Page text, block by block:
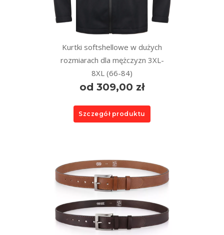
Kurtki softshellowe w dużych
rozmiarach dla mężczyzn 3XL-
8XL (66-84)
od 309,00 zł
Szczegół produktu